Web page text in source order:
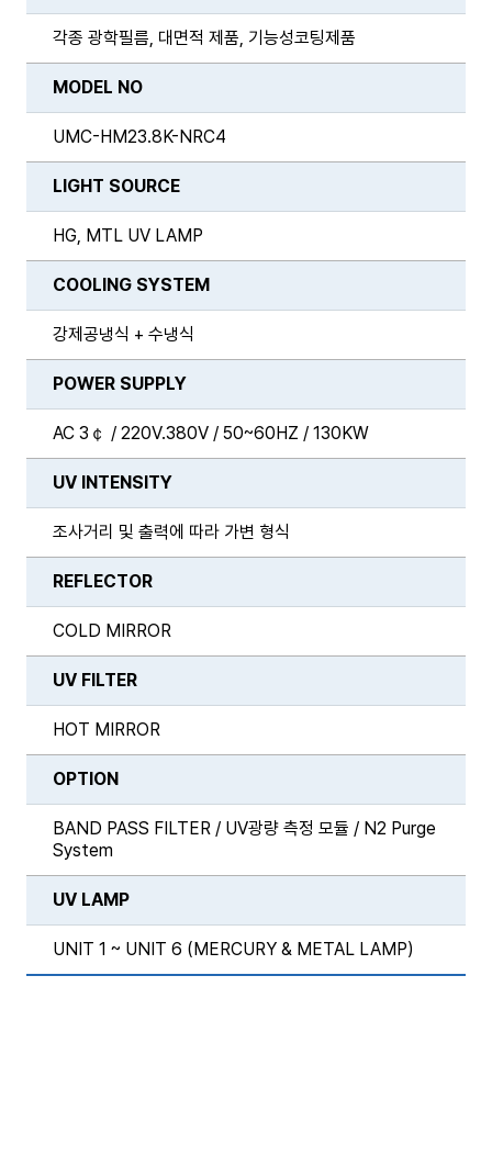
각종 광학필름, 대면적 제품, 기능성코팅제품
MODEL NO
UMC-HM23.8K-NRC4
LIGHT SOURCE
HG, MTL UV LAMP
COOLING SYSTEM
강제공냉식 + 수냉식
POWER SUPPLY
AC 3￠ / 220V.380V / 50~60HZ / 130KW
UV INTENSITY
조사거리 및 출력에 따라 가변 형식
REFLECTOR
COLD MIRROR
UV FILTER
HOT MIRROR
OPTION
BAND PASS FILTER / UV광량 측정 모듈 / N2 Purge
System
UV LAMP
UNIT 1 ~ UNIT 6 (MERCURY & METAL LAMP)